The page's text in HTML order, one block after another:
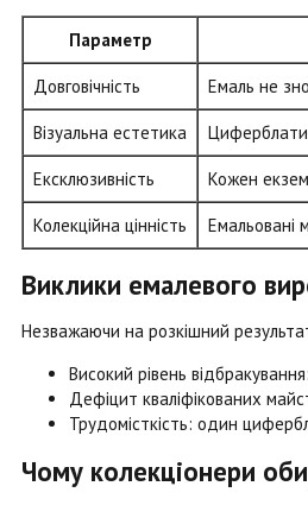
Параметр
Довговічність Емаль не
Візуальна естетика Циферблати
Ексклюзивність Кожен
Колекційна цінність Емальовані
Виклики емалевого
Незважаючи на розкішний
Високий рівень
Дефіцит кваліфікованих
Трудомісткість: один
Чому колекціонери